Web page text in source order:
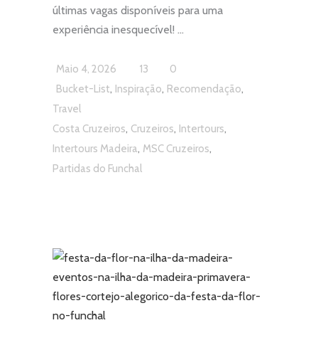
últimas vagas disponíveis para uma
experiência inesquecível!
Maio 4, 2026 13
0
Bucket-List, Inspiração, Recomendação,
Travel
Costa Cruzeiros, Cruzeiros, Intertours,
Intertours Madeira, MSC Cruzeiros,
Partidas do Funchal